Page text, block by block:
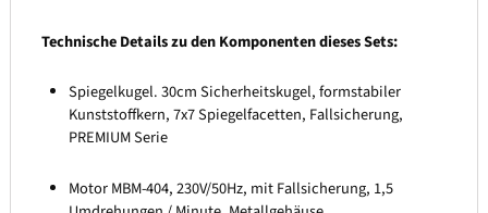
Technische Details zu den Komponenten dieses Sets:
Spiegelkugel. 30cm Sicherheitskugel, formstabiler
Kunststoffkern, 7x7 Spiegelfacetten, Fallsicherung,
PREMIUM Serie
Motor MBM-404, 230V/50Hz, mit Fallsicherung, 1,5